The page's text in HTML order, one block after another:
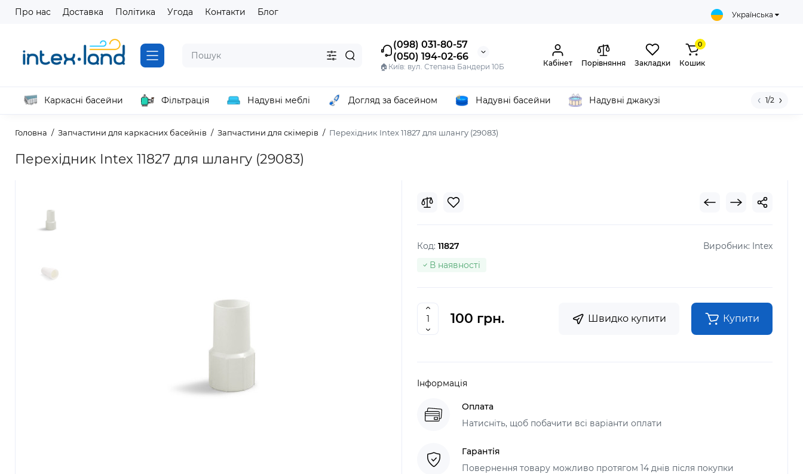
Про нас Доставка Політика Угода Контакти Блог Українська
(098) 031-80-57
(050) 194-02-66
🏠Київ: вул. Степана Бандери 10Б Кабінет Порівняння Закладки
0
Кошик
Каркасні басейни Фільтрація Надувні меблі Догляд за басейном Надувні басейни Надувні джакузі 1/2
Головна Запчастини для каркасних басейнів Запчастини для скімерів Перехідник Intex 11827 для шлангу (29083)
Перехідник Intex 11827 для шлангу (29083)
Код: 11827 Виробник: Intex
В наявності
100 грн. Швидко купити Купити
Інформація
Оплата
Натисніть, щоб побачити всі варіанти оплати
Гарантія
Повернення товару можливо протягом 14 днів після покупки